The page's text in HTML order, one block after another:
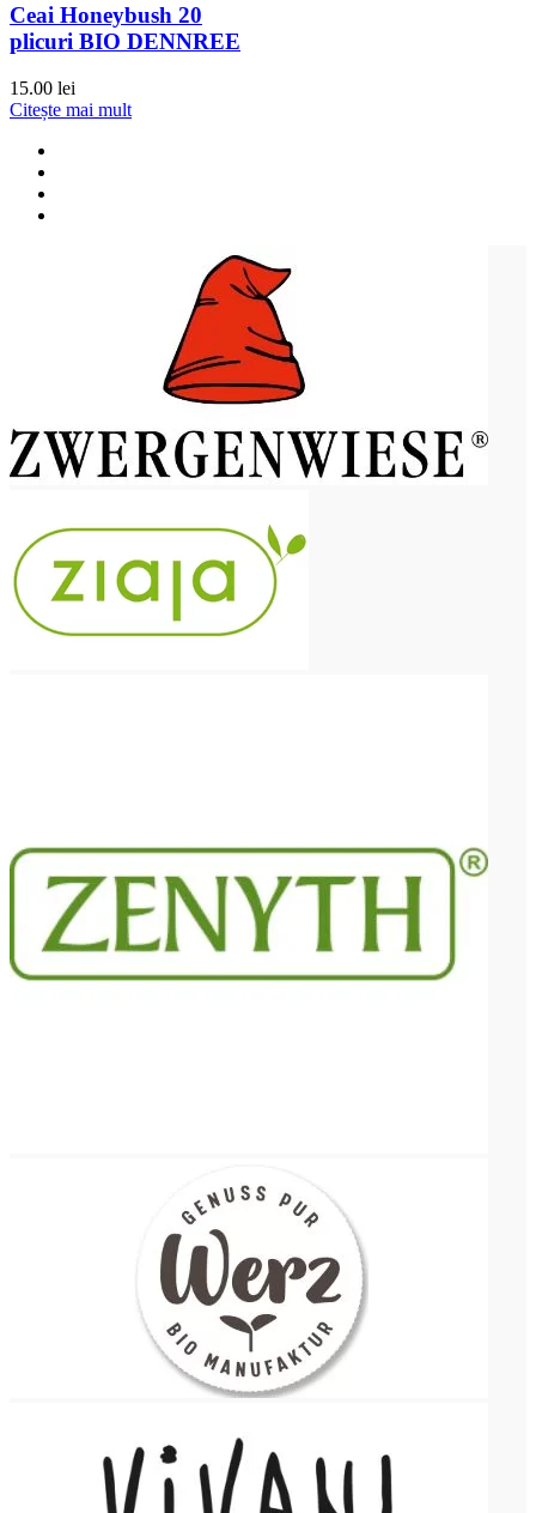
Ceai Honeybush 20
plicuri BIO DENNREE
15.00 lei
Citește mai mult